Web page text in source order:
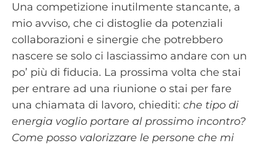
Una competizione inutilmente stancante, a
mio avviso, che ci distoglie da potenziali
collaborazioni e sinergie che potrebbero
nascere se solo ci lasciassimo andare con un
po’ più di fiducia. La prossima volta che stai
per entrare ad una riunione o stai per fare
una chiamata di lavoro, chiediti: che tipo di
energia voglio portare al prossimo incontro?
Come posso valorizzare le persone che mi